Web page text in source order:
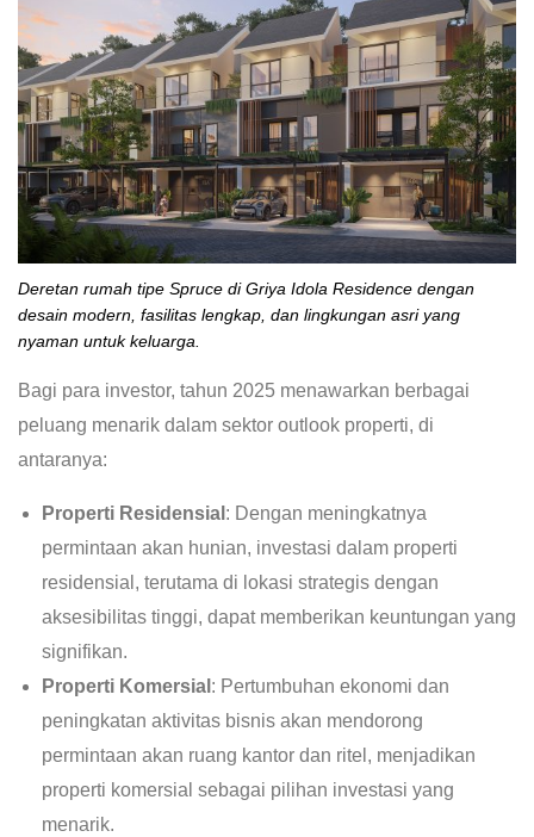
Deretan rumah tipe Spruce di Griya Idola Residence dengan
desain modern, fasilitas lengkap, dan lingkungan asri yang
nyaman untuk keluarga.
Bagi para investor, tahun 2025 menawarkan berbagai
peluang menarik dalam sektor outlook properti, di
antaranya:
Properti Residensial : Dengan meningkatnya
permintaan akan hunian, investasi dalam properti
residensial, terutama di lokasi strategis dengan
aksesibilitas tinggi, dapat memberikan keuntungan yang
signifikan.
Properti Komersial : Pertumbuhan ekonomi dan
peningkatan aktivitas bisnis akan mendorong
permintaan akan ruang kantor dan ritel, menjadikan
properti komersial sebagai pilihan investasi yang
menarik.